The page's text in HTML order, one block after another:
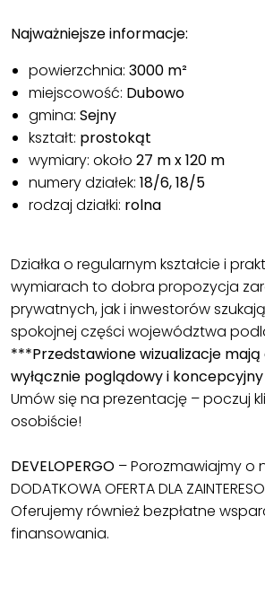
Najważniejsze informacje:
powierzchnia: 3000 m²
miejscowość: Dubowo
gmina: Sejny
kształt: prostokąt
wymiary: około 27 m x 120 m
numery działek: 18/6, 18/5
rodzaj działki: rolna
Działka o regularnym kształcie i
wymiarach to dobra propozycja
prywatnych, jak i inwestorów
spokojnej części województwa
***Przedstawione wizualizacje
wyłącznie poglądowy i koncepcyjny
Umów się na prezentację – poczuj
osobiście!
DEVELOPERGO – Porozmawiajmy o
DODATKOWA OFERTA DLA
Oferujemy również bezpłatne
finansowania.